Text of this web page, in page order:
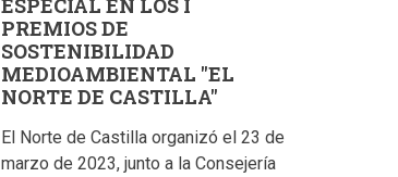
ESPECIAL EN LOS I
PREMIOS DE
SOSTENIBILIDAD
MEDIOAMBIENTAL "EL
NORTE DE CASTILLA"
El Norte de Castilla organizó el 23 de
marzo de 2023, junto a la Consejería